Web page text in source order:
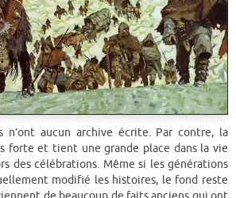
n’ont aucun archive écrite. Par contre, la
forte et tient une grande place dans la vie
des célébrations. Même si les générations
modifié les histoires, le fond reste